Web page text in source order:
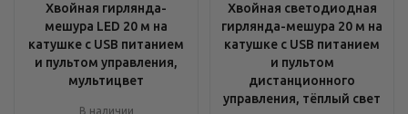
Хвойная гирлянда-
мешура LED 20 м на
катушке с USB питанием
и пультом управления,
мультицвет
В наличии
Хвойная светодиодная
гирлянда-мешура 20 м на
катушке с USB питанием
и пультом
дистанционного
управления, тёплый свет